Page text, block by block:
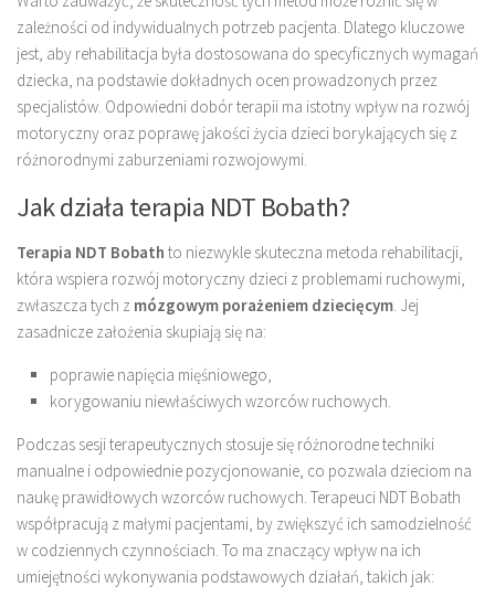
zależności od indywidualnych potrzeb pacjenta. Dlatego kluczowe
jest, aby rehabilitacja była dostosowana do specyficznych wymagań
dziecka, na podstawie dokładnych ocen prowadzonych przez
specjalistów. Odpowiedni dobór terapii ma istotny wpływ na rozwój
motoryczny oraz poprawę jakości życia dzieci borykających się z
różnorodnymi zaburzeniami rozwojowymi.
Jak działa terapia NDT Bobath?
Terapia NDT Bobath to niezwykle skuteczna metoda rehabilitacji,
która wspiera rozwój motoryczny dzieci z problemami ruchowymi,
zwłaszcza tych z mózgowym porażeniem dziecięcym. Jej
zasadnicze założenia skupiają się na:
poprawie napięcia mięśniowego,
korygowaniu niewłaściwych wzorców ruchowych.
Podczas sesji terapeutycznych stosuje się różnorodne techniki
manualne i odpowiednie pozycjonowanie, co pozwala dzieciom na
naukę prawidłowych wzorców ruchowych. Terapeuci NDT Bobath
współpracują z małymi pacjentami, by zwiększyć ich samodzielność
w codziennych czynnościach. To ma znaczący wpływ na ich
umiejętności wykonywania podstawowych działań, takich jak: